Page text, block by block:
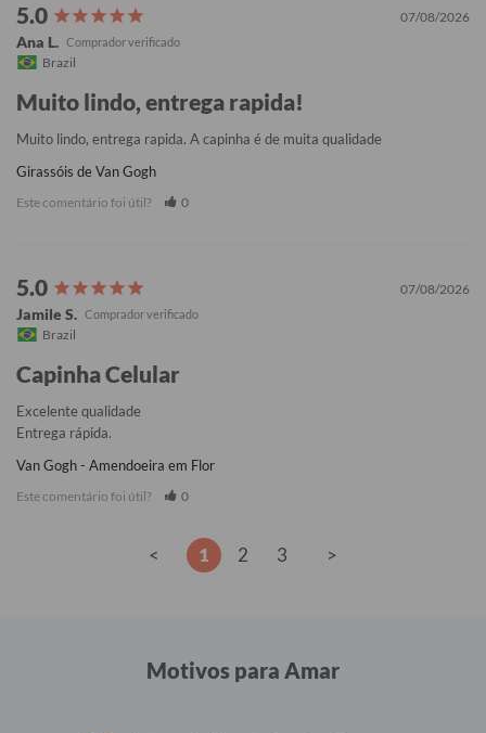
07/08/2026
Ana L.
Brazil
Muito lindo, entrega rapida!
Muito lindo, entrega rapida. A capinha é de muita qualidade
Girassóis de Van Gogh
Este comentário foi útil? 0
07/08/2026
Jamile S.
Brazil
Capinha Celular
Excelente qualidade
Entrega rápida.
Van Gogh - Amendoeira em Flor
Este comentário foi útil? 0
< 1 2 3 >
Motivos para Amar